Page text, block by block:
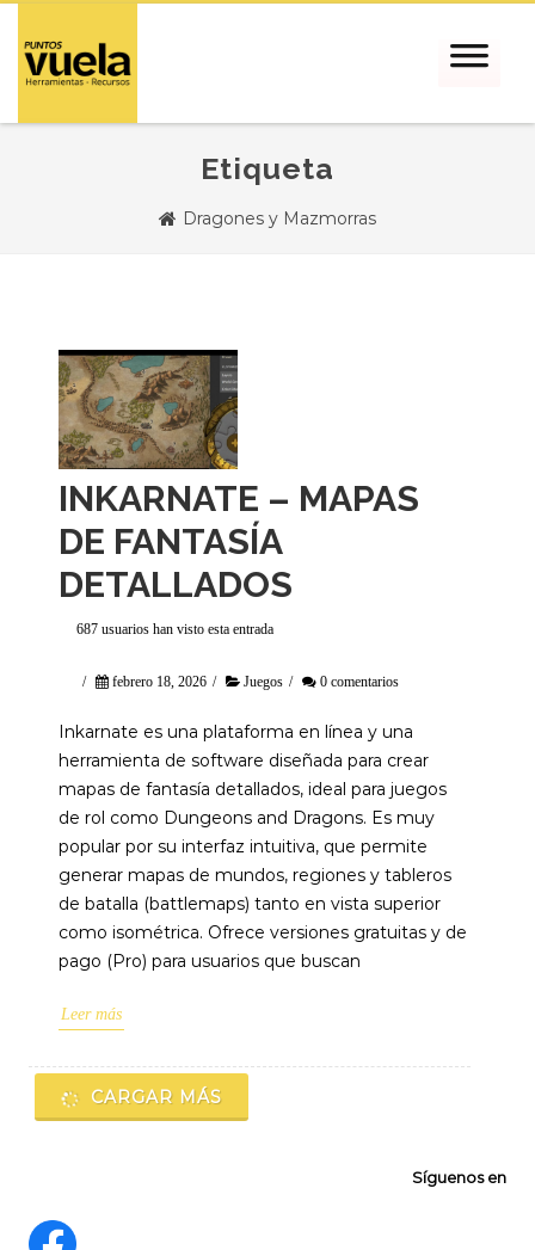
Etiqueta
Dragones y Mazmorras
INKARNATE – MAPAS
DE FANTASÍA
DETALLADOS
687 usuarios han visto esta entrada
/ febrero 18, 2026 / Juegos / 0 comentarios
Inkarnate es una plataforma en línea y una
herramienta de software diseñada para crear
mapas de fantasía detallados, ideal para juegos
de rol como Dungeons and Dragons. Es muy
popular por su interfaz intuitiva, que permite
generar mapas de mundos, regiones y tableros
de batalla (battlemaps) tanto en vista superior
como isométrica. Ofrece versiones gratuitas y de
pago (Pro) para usuarios que buscan
Leer más
CARGAR MÁS
Síguenos en